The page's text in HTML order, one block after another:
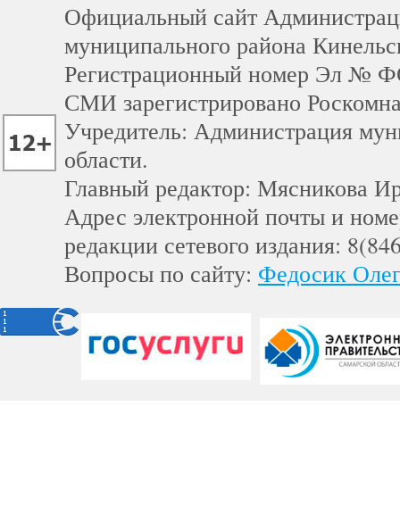
Официальный сайт
муниципального района
Регистрационный номер Эл №
СМИ зарегистрировано
Учредитель: Администрация
области.
Главный редактор: Мясникова
Адрес электронной почты и
редакции сетевого издания:
Вопросы по сайту: Федосик